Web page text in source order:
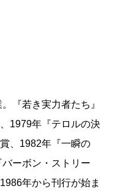
きく勝つことは出
と破綻するのも早
しめて私たちは迷
止めたほうがいい
る。博打は自分と
いた。マカオのカ
ョン）、プレイヤ
和」（ウォー）と
バカラを戦うこと
ること、つまり
、どのタイミング
、賭けないかとい
ーっと楽しかっ
ンターテインメン
にある美学やその
『若き実力者たち』
1979年『テロルの決
、1982年『一瞬の
ーボン・ストリー
年から刊行が始ま